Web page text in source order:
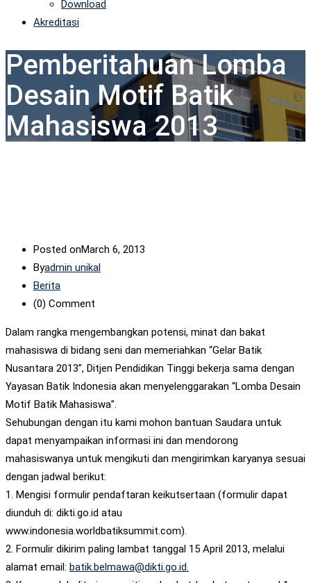
Download
Akreditasi
Pemberitahuan Lomba
Desain Motif Batik
Mahasiswa 2013
Posted onMarch 6, 2013
Byadmin unikal
Berita
(0) Comment
Dalam rangka mengembangkan potensi, minat dan bakat
mahasiswa di bidang seni dan memeriahkan “Gelar Batik
Nusantara 2013”, Ditjen Pendidikan Tinggi bekerja sama dengan
Yayasan Batik Indonesia akan menyelenggarakan “Lomba Desain
Motif Batik Mahasiswa”.
Sehubungan dengan itu kami mohon bantuan Saudara untuk
dapat menyampaikan informasi ini dan mendorong
mahasiswanya untuk mengikuti dan mengirimkan karyanya sesuai
dengan jadwal berikut:
1. Mengisi formulir pendaftaran keikutsertaan (formulir dapat
diunduh di: dikti.go.id atau
www.indonesia.worldbatiksummit.com).
2. Formulir dikirim paling lambat tanggal 15 April 2013, melalui
alamat email: batik.belmawa@dikti.go.id.